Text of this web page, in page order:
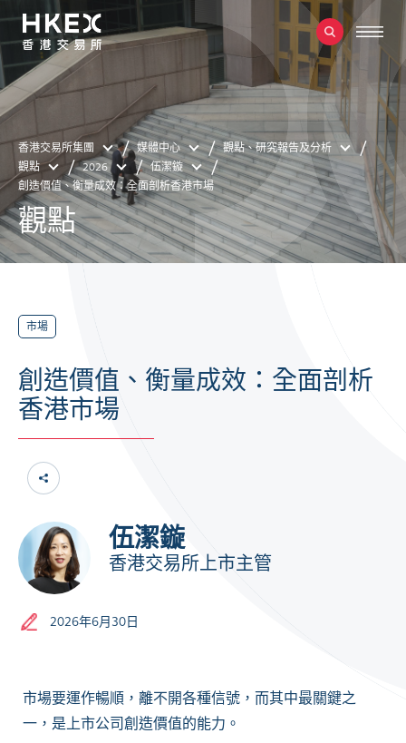
香港交易所集團 媒體中心
觀點、研究報告及分析
觀點
2026
伍潔鏇
創造價值、衡量成效：全面剖析香港市場
觀點
市場
創造價值、衡量成效：全面剖析
香港市場
伍潔鏇
香港交易所上市主管
2026年6月30日
市場要運作暢順，離不開各種信號，而其中最關鍵之
一，是上市公司創造價值的能力。